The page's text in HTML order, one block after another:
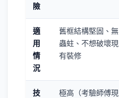
險
適
用
情
況
舊框結構堅固、無
蟲蛀、不想破壞現
有裝修
技
極高（考驗師傅現